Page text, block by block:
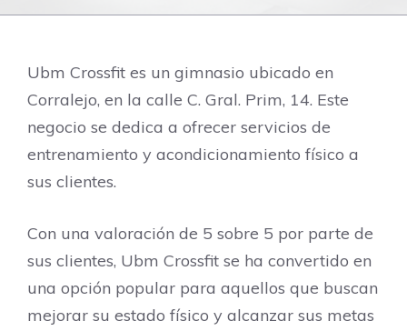
Ubm Crossfit es un gimnasio ubicado en
Corralejo, en la calle C. Gral. Prim, 14. Este
negocio se dedica a ofrecer servicios de
entrenamiento y acondicionamiento físico a
sus clientes.
Con una valoración de 5 sobre 5 por parte de
sus clientes, Ubm Crossfit se ha convertido en
una opción popular para aquellos que buscan
mejorar su estado físico y alcanzar sus metas